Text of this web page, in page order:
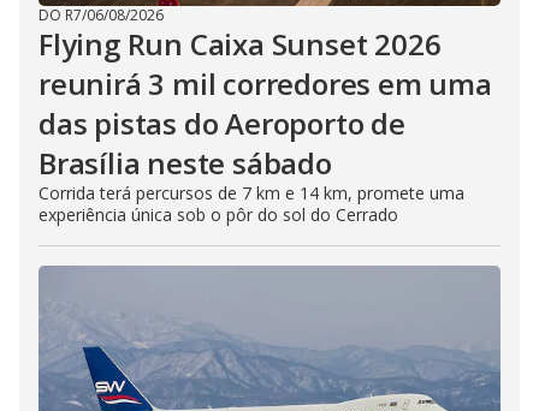
DO R7/06/08/2026
Flying Run Caixa Sunset 2026
reunirá 3 mil corredores em uma
das pistas do Aeroporto de
Brasília neste sábado
Corrida terá percursos de 7 km e 14 km, promete uma
experiência única sob o pôr do sol do Cerrado